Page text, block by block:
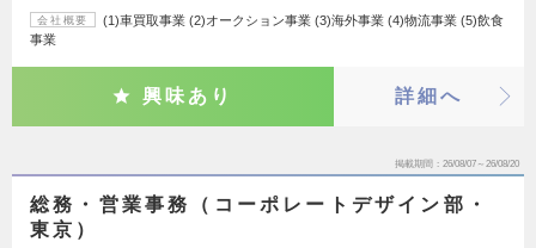
会社概要
(1)車買取事業 (2)オークション事業 (3)海外事業 (4)物流事業 (5)飲食
事業
興味あり 詳細へ
掲載期間 26/08/07～26/08/20
総務・営業事務（コーポレートデザイン部・
東京）